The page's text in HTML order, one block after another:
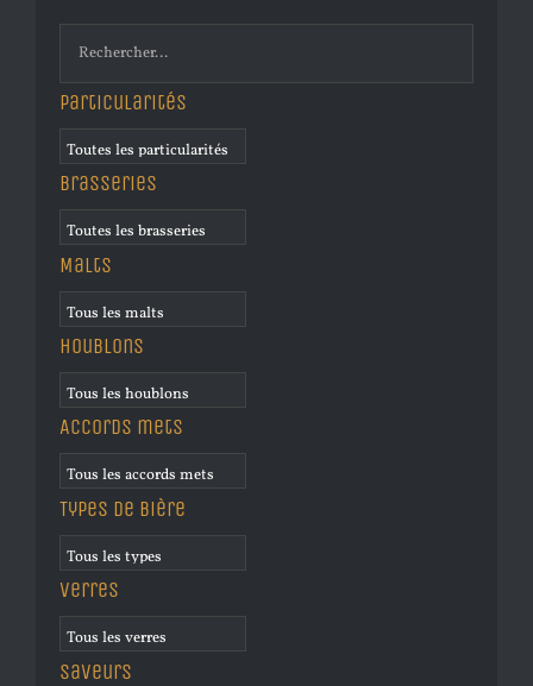
Particularités
Brasseries
Malts
Houblons
Accords mets
Types de bière
Verres
Saveurs